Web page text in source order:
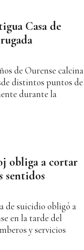
Casa de
de Ourense calcina
distintos puntos de
durante la
obliga a cortar
sentidos
de suicidio obligó a
en la tarde del
y servicios